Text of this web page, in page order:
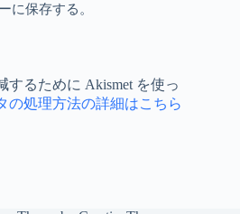
に保存する。
するために Akismet を使っ
の処理方法の詳細はこちら